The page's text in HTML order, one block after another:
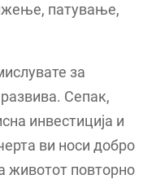
патување,
за
Сепак,
инвестиција и
ви носи добро
животот повторно